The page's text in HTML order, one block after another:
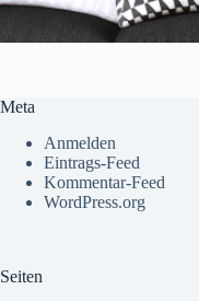
Meta
Anmelden
Eintrags-Feed
Kommentar-Feed
WordPress.org
Seiten